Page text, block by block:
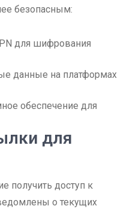
безопасным:
для шифрования
данные на платформах
обеспечение для
для
получить доступ к
о текущих